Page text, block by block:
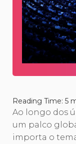
Reading Time: 5
Ao longo dos
um palco
importa o